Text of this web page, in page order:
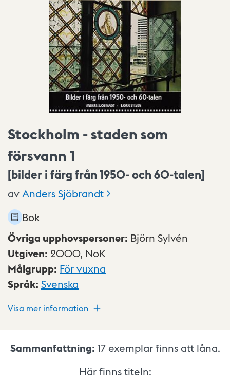
Stockholm - staden som
försvann 1
[bilder i färg från 1950- och 60-talen]
avAndersSjöbrandt
Bok
Övriga upphovspersoner: Björn Sylvén
Utgiven: 2000, NoK
Målgrupp: För vuxna
Språk: Svenska
Visa mer information
Sammanfattning: 17 exemplar finns att låna.
Här finns titeln: